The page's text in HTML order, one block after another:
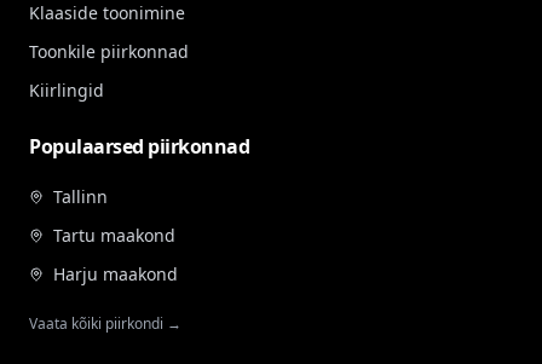
Klaaside toonimine
Toonkile piirkonnad
Kiirlingid
Populaarsed piirkonnad
Tallinn
Tartu maakond
Harju maakond
Vaata kõiki piirkondi →